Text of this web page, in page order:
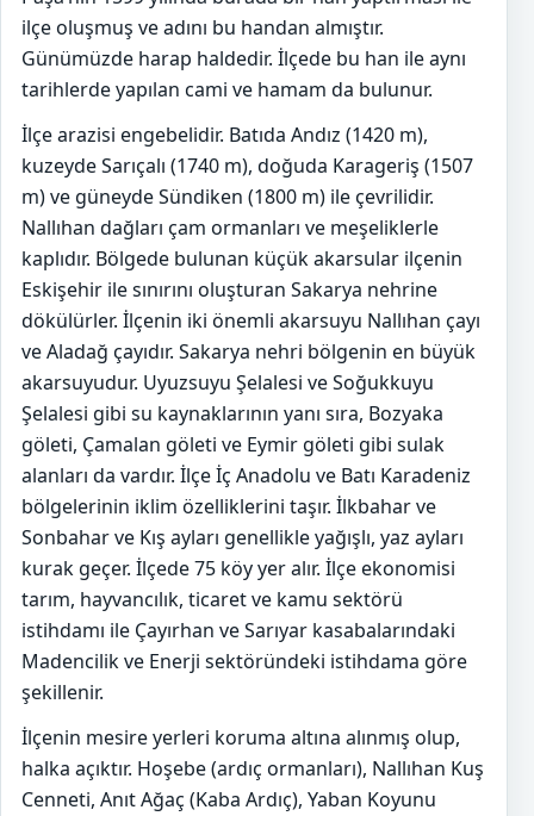
ilçe oluşmuş ve adını bu handan almıştır.
Günümüzde harap haldedir. İlçede bu han ile aynı
tarihlerde yapılan cami ve hamam da bulunur.
İlçe arazisi engebelidir. Batıda Andız (1420 m),
kuzeyde Sarıçalı (1740 m), doğuda Karageriş (1507
m) ve güneyde Sündiken (1800 m) ile çevrilidir.
Nallıhan dağları çam ormanları ve meşeliklerle
kaplıdır. Bölgede bulunan küçük akarsular ilçenin
Eskişehir ile sınırını oluşturan Sakarya nehrine
dökülürler. İlçenin iki önemli akarsuyu Nallıhan çayı
ve Aladağ çayıdır. Sakarya nehri bölgenin en büyük
akarsuyudur. Uyuzsuyu Şelalesi ve Soğukkuyu
Şelalesi gibi su kaynaklarının yanı sıra, Bozyaka
göleti, Çamalan göleti ve Eymir göleti gibi sulak
alanları da vardır. İlçe İç Anadolu ve Batı Karadeniz
bölgelerinin iklim özelliklerini taşır. İlkbahar ve
Sonbahar ve Kış ayları genellikle yağışlı, yaz ayları
kurak geçer. İlçede 75 köy yer alır. İlçe ekonomisi
tarım, hayvancılık, ticaret ve kamu sektörü
istihdamı ile Çayırhan ve Sarıyar kasabalarındaki
Madencilik ve Enerji sektöründeki istihdama göre
şekillenir.
İlçenin mesire yerleri koruma altına alınmış olup,
halka açıktır. Hoşebe (ardıç ormanları), Nallıhan Kuş
Cenneti, Anıt Ağaç (Kaba Ardıç), Yaban Koyunu